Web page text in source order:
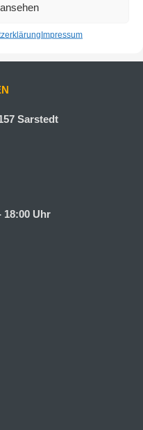
Impressum
Sarstedt
18:00 Uhr